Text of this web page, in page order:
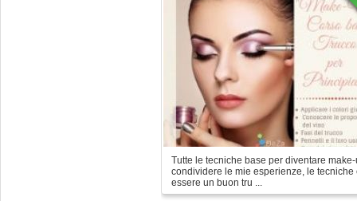
Tutte le tecniche base per diventare
condividere le mie esperienze, le
essere un buon tru ...